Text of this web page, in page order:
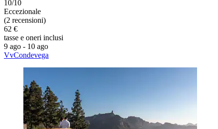
10/10
Eccezionale
(2 recensioni)
62 €
tasse e oneri inclusi
9 ago - 10 ago
VvCondevega